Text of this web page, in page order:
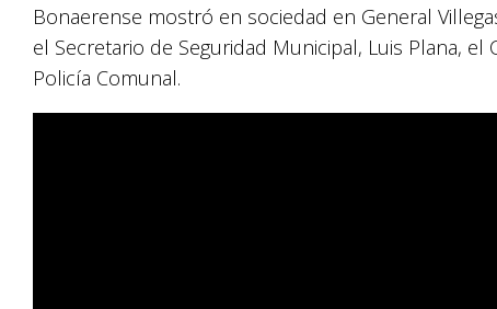
Bonaerense mostró en sociedad en General
el Secretario de Seguridad Municipal, Luis Plana,
Policía Comunal.